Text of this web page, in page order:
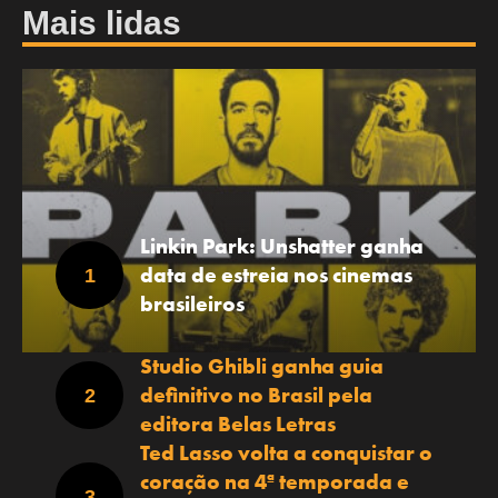
Mais lidas
Linkin Park: Unshatter ganha
data de estreia nos cinemas
brasileiros
Studio Ghibli ganha guia
definitivo no Brasil pela
editora Belas Letras
Ted Lasso volta a conquistar o
coração na 4ª temporada e